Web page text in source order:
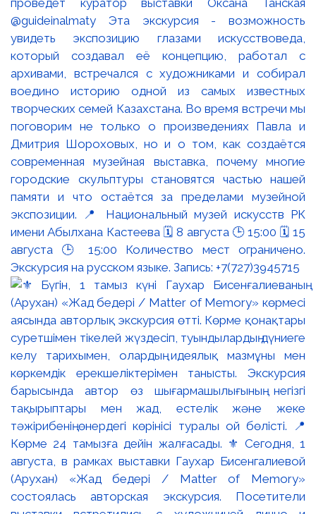
@guideinalmaty Эта экскурсия - возможность
увидеть экспозицию глазами искусствоведа,
который создавал её концепцию, работал с
архивами, встречался с художниками и собирал
воедино историю одной из самых известных
творческих семей Казахстана. Во время встречи мы
поговорим не только о произведениях Павла и
Дмитрия Шороховых, но и о том, как создаётся
современная музейная выставка, почему многие
городские скульптуры становятся частью нашей
памяти и что остаётся за пределами музейной
экспозиции. 📍 Национальный музей искусств РК
имени Абылхана Кастеева 🗓 8 августа 🕒 15:00 🗓 15
августа 🕒 15:00 Количество мест ограничено.
Экскурсия на русском языке. Запись: +7(727)3945715